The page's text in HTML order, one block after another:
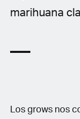
marihuana
Los grows nos